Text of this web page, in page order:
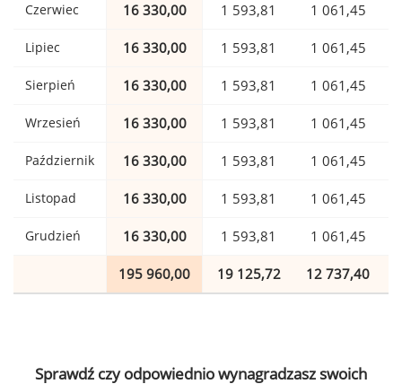
Czerwiec 16 330,00 1 593,81 1 061,45
Lipiec 16 330,00 1 593,81 1 061,45
Sierpień 16 330,00 1 593,81 1 061,45
Wrzesień 16 330,00 1 593,81 1 061,45
Październik 16 330,00 1 593,81 1 061,45
Listopad 16 330,00 1 593,81 1 061,45
Grudzień 16 330,00 1 593,81 1 061,45
195 960,00 19 125,72 12 737,40
Sprawdź czy odpowiednio wynagradzasz swoich